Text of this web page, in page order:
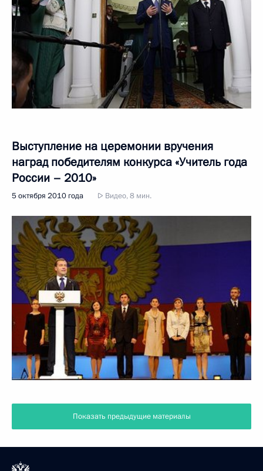
Выступление на церемонии вручения
наград победителям конкурса «Учитель года
России – 2010»
5 октября 2010 года Видео, 8 мин.
Показать предыдущие материалы